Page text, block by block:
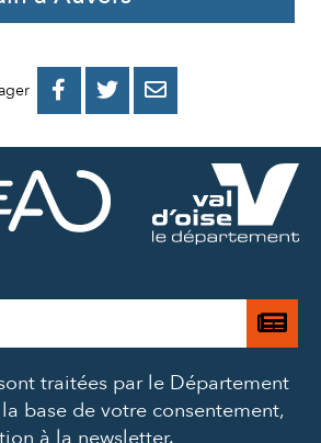

PARTAGER
FACEBOOK
PARTAGER
PARTAGER
MAIL
Je
à
traitées par le Département
la base de votre consentement,